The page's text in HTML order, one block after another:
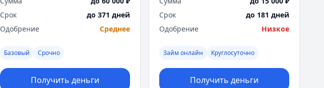
Срок
до 371 дней
Одобрение
Среднее
Базовый Срочно
Получить деньги
Срок
до 181 дней
Одобрение
Низкое
Займ онлайн Круглосуточно
Получить деньги